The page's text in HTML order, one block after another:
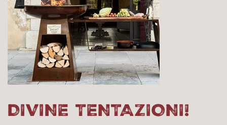
DIVINE TENTAZIONI!